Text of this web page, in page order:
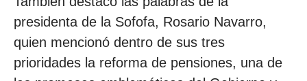
presidenta de la Sofofa, Rosario Navarro,
quien mencionó dentro de sus tres
prioridades la reforma de pensiones, una de